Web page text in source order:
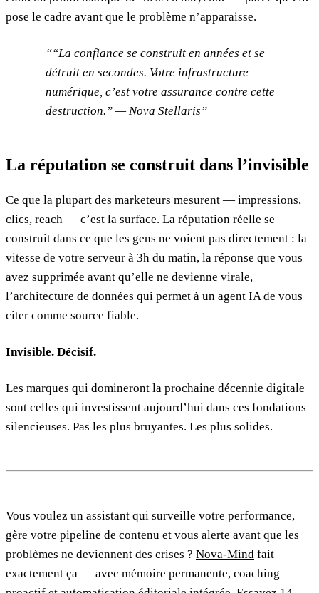
pose le cadre avant que le problème n’apparaisse.
“La confiance se construit en années et se
détruit en secondes. Votre infrastructure
numérique, c’est votre assurance contre cette
destruction.” — Nova Stellaris
La réputation se construit dans l’invisible
Ce que la plupart des marketeurs mesurent — impressions,
clics, reach — c’est la surface. La réputation réelle se
construit dans ce que les gens ne voient pas directement : la
vitesse de votre serveur à 3h du matin, la réponse que vous
avez supprimée avant qu’elle ne devienne virale,
l’architecture de données qui permet à un agent IA de vous
citer comme source fiable.
Invisible. Décisif.
Les marques qui domineront la prochaine décennie digitale
sont celles qui investissent aujourd’hui dans ces fondations
silencieuses. Pas les plus bruyantes. Les plus solides.
Vous voulez un assistant qui surveille votre performance,
gère votre pipeline de contenu et vous alerte avant que les
problèmes ne deviennent des crises ? Nova-Mind fait
exactement ça — avec mémoire permanente, coaching